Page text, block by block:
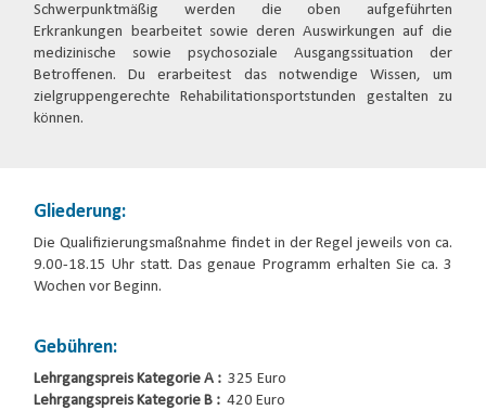
Schwerpunktmäßig werden die oben aufgeführten
Erkrankungen bearbeitet sowie deren Auswirkungen auf die
medizinische sowie psychosoziale Ausgangssituation der
Betroffenen. Du erarbeitest das notwendige Wissen, um
zielgruppengerechte Rehabilitationsportstunden gestalten zu
können.
Gliederung:
Die Qualifizierungsmaßnahme findet in der Regel jeweils von ca.
9.00-18.15 Uhr statt. Das genaue Programm erhalten Sie ca. 3
Wochen vor Beginn.
Gebühren:
Lehrgangspreis Kategorie A : 325 Euro
Lehrgangspreis Kategorie B : 420 Euro